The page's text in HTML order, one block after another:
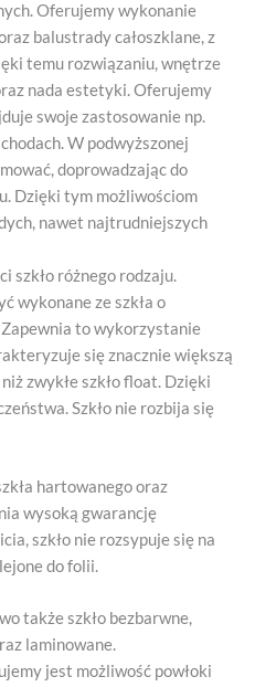
Oferujemy wykonanie
balustrady całoszklane, z
temu rozwiązaniu, wnętrze
nada estetyki. Oferujemy
swoje zastosowanie np.
W podwyższonej
doprowadzając do
Dzięki tym możliwościom
nawet najtrudniejszych
szkło różnego rodzaju.
wykonane ze szkła o
to wykorzystanie
się znacznie większą
zwykłe szkło float. Dzięki
Szkło nie rozbija się
hartowanego oraz
wysoką gwarancję
szkło nie rozsypuje się na
do folii.
także szkło bezbarwne,
laminowane.
jest możliwość powłoki